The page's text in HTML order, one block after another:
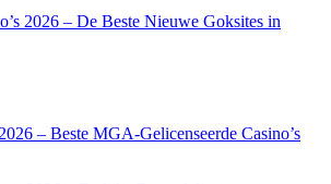
2026 – De Beste Nieuwe Goksites in
– Beste MGA-Gelicenseerde Casino’s